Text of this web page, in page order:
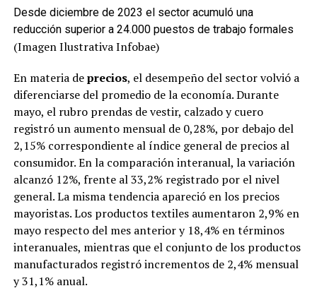
Desde diciembre de 2023 el sector acumuló una
reducción superior a 24.000 puestos de trabajo formales
(Imagen Ilustrativa Infobae)
En materia deprecios, el desempeño del sector volvió a
diferenciarse del promedio de la economía. Durante
mayo, el rubro prendas de vestir, calzado y cuero
registró un aumento mensual de 0,28%, por debajo del
2,15% correspondiente al índice general de precios al
consumidor. En la comparación interanual, la variación
alcanzó 12%, frente al 33,2% registrado por el nivel
general. La misma tendencia apareció en los precios
mayoristas. Los productos textiles aumentaron 2,9% en
mayo respecto del mes anterior y 18,4% en términos
interanuales, mientras que el conjunto de los productos
manufacturados registró incrementos de 2,4% mensual
y 31,1% anual.